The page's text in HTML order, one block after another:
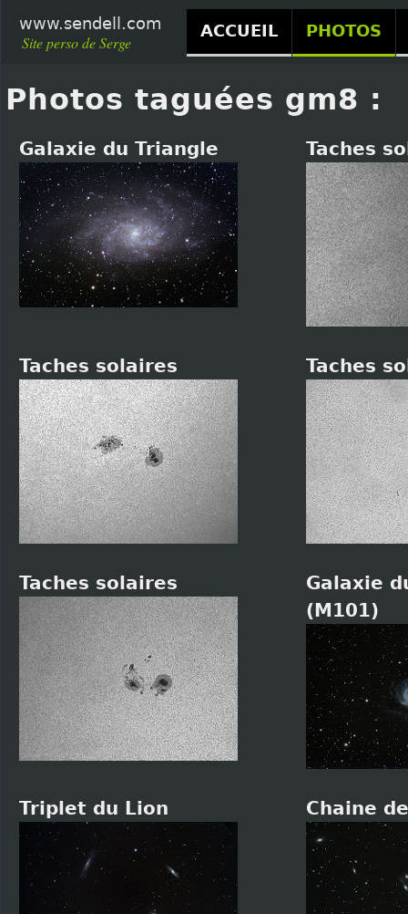
Photos taguées gm8 :
Galaxie du Triangle Taches
Taches solaires Taches
Taches solaires
Galaxie
(M101)
Triplet du Lion Chaine
www.sendell.com ACCUEIL PHOTOS
Site perso de Serge